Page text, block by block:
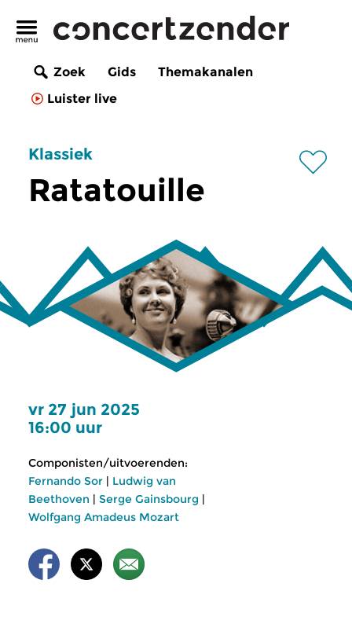
Zoek Gids
Themakanalen
Luister live
Klassiek
Ratatouille
vr 27 jun 2025
16:00 uur
Componisten/uitvoerenden:
Fernando Sor | Ludwig van
Beethoven | Serge Gainsbourg |
Wolfgang Amadeus Mozart